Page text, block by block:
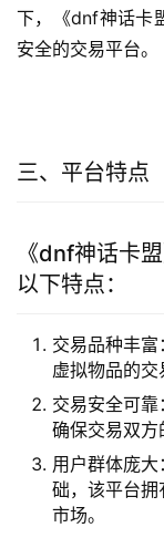
下，《dnf神话卡
安全的交易平台。
三、平台特点
《dnf神话卡